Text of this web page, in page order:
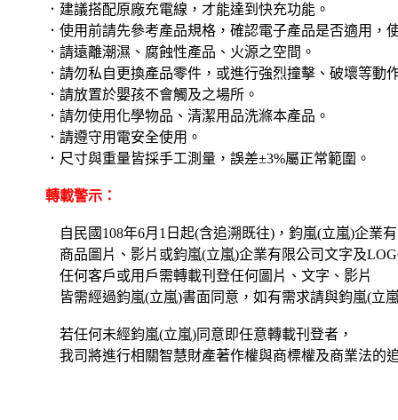
．建議搭配原廠充電線，才能達到快充功能。
．使用前請先參考產品規格，確認電子產品是否適用，
．請遠離潮濕、腐蝕性產品、火源之空間。
．請勿私自更換產品零件，或進行強烈撞擊、破壞等動
．請放置於嬰孩不會觸及之場所。
．請勿使用化學物品、清潔用品洗滌本產品。
．請遵守用電安全使用。
．尺寸與重量皆採手工測量，誤差±3%屬正常範圍。
轉載警示：
自民國108年6月1日起(含追溯既往)，鈞嵐(立嵐)企業
商品圖片、影片或鈞嵐(立嵐)企業有限公司文字及
任何客戶或用戶需轉載刊登任何圖片、文字、影片
皆需經過鈞嵐(立嵐)書面同意，如有需求請與鈞嵐(立
若任何未經鈞嵐(立嵐)同意即任意轉載刊登者，
我司將進行相關智慧財產著作權與商標權及商業法的